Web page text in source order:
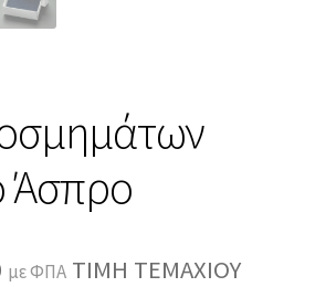
Άσπρο
Price
με ΦΠΑ ΤΙΜΗ ΤΕΜΑΧΙΟΥ